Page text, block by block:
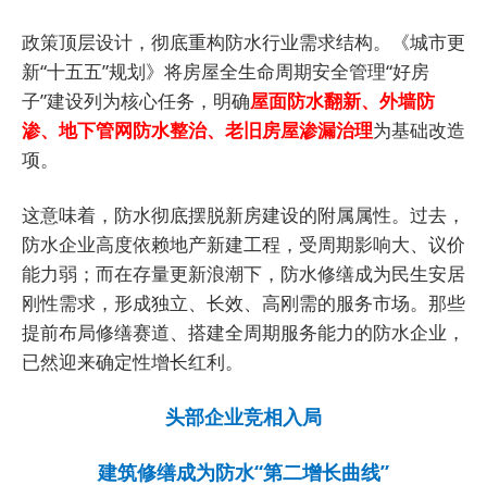
政策顶层设计，彻底重构防水行业需求结构。《城市更
新“十五五”规划》将房屋全生命周期安全管理“好房
子”建设列为核心任务，明确屋面防水翻新、外墙防
渗、地下管网防水整治、老旧房屋渗漏治理为基础改造
项。
这意味着，防水彻底摆脱新房建设的附属属性。过去，
防水企业高度依赖地产新建工程，受周期影响大、议价
能力弱；而在存量更新浪潮下，防水修缮成为民生安居
刚性需求，形成独立、长效、高刚需的服务市场。那些
提前布局修缮赛道、搭建全周期服务能力的防水企业，
已然迎来确定性增长红利。
头部企业竞相入局
建筑修缮成为防水“第二增长曲线”